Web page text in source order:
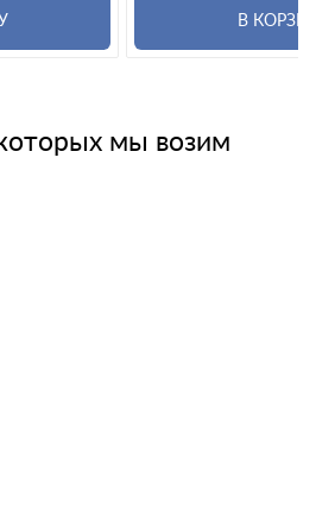
В
мы возим